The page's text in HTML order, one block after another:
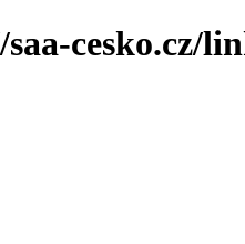
cesko.cz/